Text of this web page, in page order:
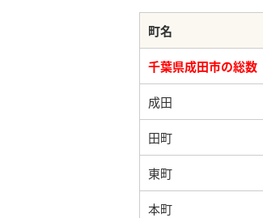
町名
千葉県成田市の総数
成田
田町
東町
本町